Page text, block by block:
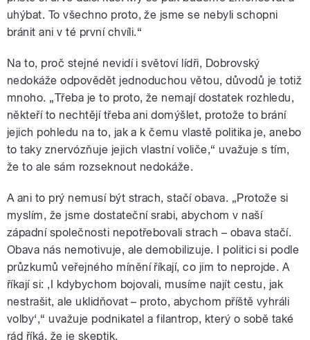
uhýbat. To všechno proto, že jsme se nebyli schopni
bránit ani v té první chvíli.“
Na to, proč stejné nevidí i světoví lídři, Dobrovský
nedokáže odpovědět jednoduchou větou, důvodů je totiž
mnoho. „Třeba je to proto, že nemají dostatek rozhledu,
někteří to nechtějí třeba ani domýšlet, protože to brání
jejich pohledu na to, jak a k čemu vlastě politika je, anebo
to taky znervózňuje jejich vlastní voliče,“ uvažuje s tím,
že to ale sám rozseknout nedokáže.
A ani to prý nemusí být strach, stačí obava. „Protože si
myslím, že jsme dostateční srabi, abychom v naší
západní společnosti nepotřebovali strach – obava stačí.
Obava nás nemotivuje, ale demobilizuje. I politici si podle
průzkumů veřejného mínění říkají, co jim to neprojde. A
říkají si: ,I kdybychom bojovali, musíme najít cestu, jak
nestrašit, ale uklidňovat – proto, abychom příště vyhráli
volby‘,“ uvažuje podnikatel a filantrop, který o sobě také
rád říká, že je skeptik.